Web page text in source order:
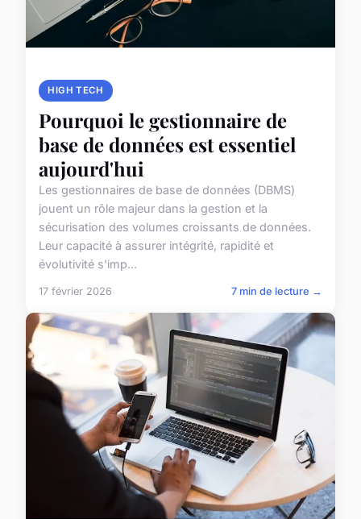
HIGH TECH
Pourquoi le gestionnaire de
base de données est essentiel
aujourd'hui
Les gestionnaires de base de données (DBMS)
jouent un rôle majeur dans la gestion et la
sécurisation des volumes croissants de données.
Leur capacité à assurer intégrité, rapidité et
évolutivité s'imp...
17 février 2026 7 min de lecture →